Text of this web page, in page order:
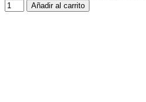
Añadir al carrito